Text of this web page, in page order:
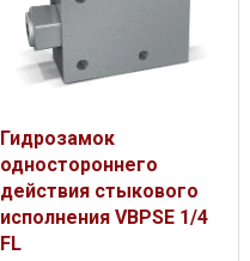
Гидрозамок
одностороннего
действия стыкового
исполнения VBPSE 1/4
FL